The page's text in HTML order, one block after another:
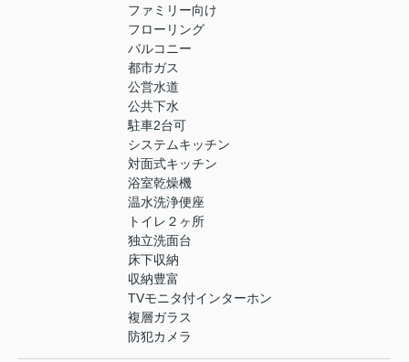
ファミリー向け
フローリング
バルコニー
都市ガス
公営水道
公共下水
駐車2台可
システムキッチン
対面式キッチン
浴室乾燥機
温水洗浄便座
トイレ２ヶ所
独立洗面台
床下収納
収納豊富
TVモニタ付インターホン
複層ガラス
防犯カメラ